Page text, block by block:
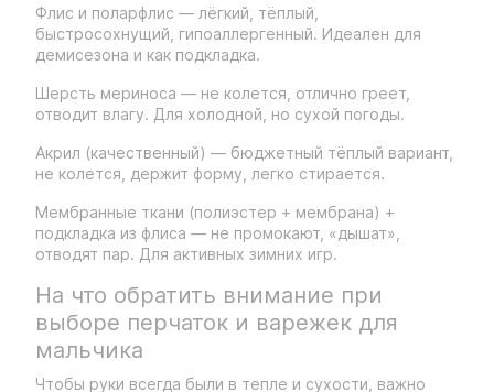
Флис и поларфлис — лёгкий, тёплый,
быстросохнущий, гипоаллергенный. Идеален для
демисезона и как подкладка.
Шерсть мериноса — не колется, отлично греет,
отводит влагу. Для холодной, но сухой погоды.
Акрил (качественный) — бюджетный тёплый вариант,
не колется, держит форму, легко стирается.
Мембранные ткани (полиэстер + мембрана) +
подкладка из флиса — не промокают, «дышат»,
отводят пар. Для активных зимних игр.
На что обратить внимание при
выборе перчаток и варежек для
мальчика
Чтобы руки всегда были в тепле и сухости, важно